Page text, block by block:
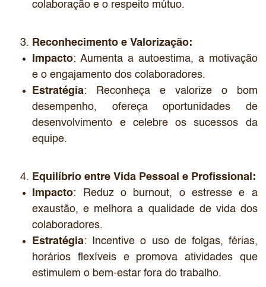
colaboração e o respeito mútuo.
Reconhecimento e Valorização:
Impacto: Aumenta a autoestima, a motivação
e o engajamento dos colaboradores.
Estratégia: Reconheça e valorize o bom
desempenho, ofereça oportunidades de
desenvolvimento e celebre os sucessos da
equipe.
Equilíbrio entre Vida Pessoal e Profissional:
Impacto: Reduz o burnout, o estresse e a
exaustão, e melhora a qualidade de vida dos
colaboradores.
Estratégia: Incentive o uso de folgas, férias,
horários flexíveis e promova atividades que
estimulem o bem-estar fora do trabalho.